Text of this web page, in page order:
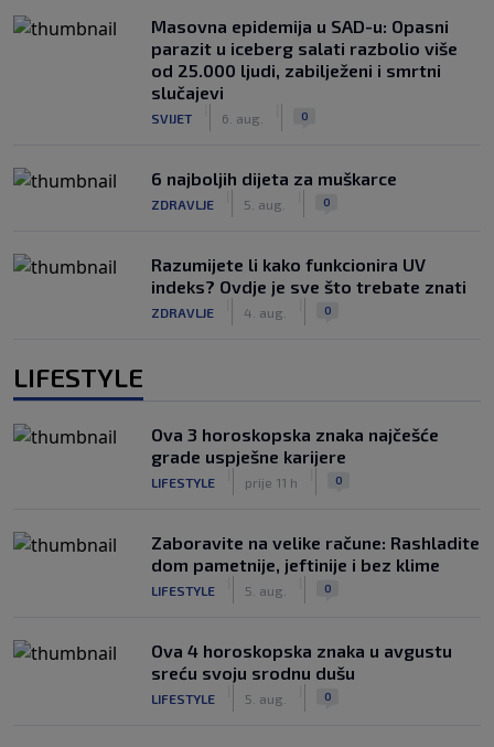
Masovna epidemija u SAD-u: Opasni
parazit u iceberg salati razbolio više
od 25.000 ljudi, zabilježeni i smrtni
slučajevi
SVIJET 6. aug. 0
6 najboljih dijeta za muškarce
ZDRAVLJE 5. aug. 0
Razumijete li kako funkcionira UV
indeks? Ovdje je sve što trebate znati
ZDRAVLJE 4. aug. 0
LIFESTYLE
Ova 3 horoskopska znaka najčešće
grade uspješne karijere
LIFESTYLE prije 11 h 0
Zaboravite na velike račune: Rashladite
dom pametnije, jeftinije i bez klime
LIFESTYLE 5. aug. 0
Ova 4 horoskopska znaka u avgustu
sreću svoju srodnu dušu
LIFESTYLE 5. aug. 0